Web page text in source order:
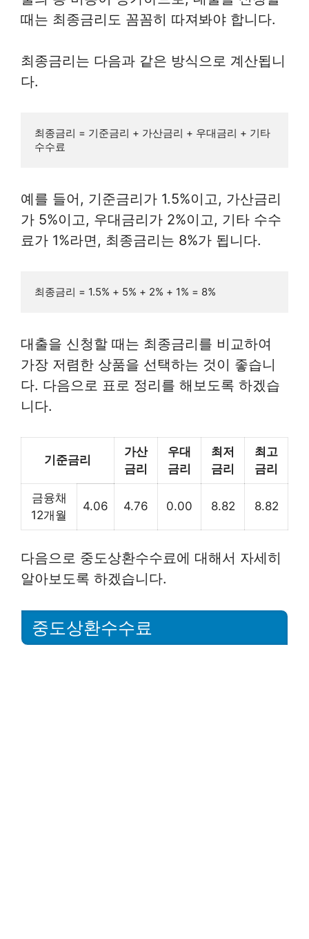
때는 최종금리도 꼼꼼히 따져봐야 합니다.
최종금리는 다음과 같은 방식으로 계산됩니
다.
최종금리 = 기준금리 + 가산금리 + 우대금리 + 기타
예를 들어, 기준금리가 1.5%이고, 가산금리
가 5%이고, 우대금리가 2%이고, 기타 수수
료가 1%라면, 최종금리는 8%가 됩니다.
대출을 신청할 때는 최종금리를 비교하여
가장 저렴한 상품을 선택하는 것이 좋습니
다. 다음으로 표로 정리를 해보도록 하겠습
니다.
기준금리
가산
금리
우대
금리
최저
금리
최고
금리
금융채
12개월
4.06 4.76 0.00 8.82 8.82
다음으로 중도상환수수료에 대해서 자세히
알아보도록 하겠습니다.
중도상환수수료